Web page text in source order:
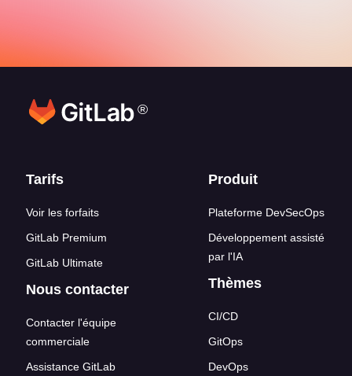
®
Liens en bas de page
Tarifs
Voir les forfaits
GitLab Premium
GitLab Ultimate
Nous contacter
Contacter l'équipe
commerciale
Assistance GitLab
Produit
Plateforme DevSecOps
Développement assisté
par l'IA
Thèmes
CI/CD
GitOps
DevOps